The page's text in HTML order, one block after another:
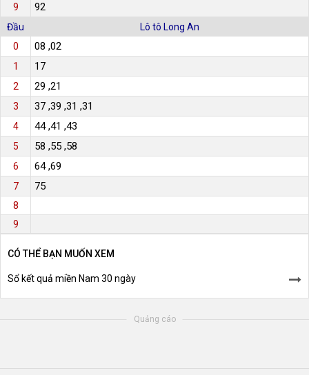
9 92
Đầu
Lô tô Long An
0
08 ,02
1 17
2 29 ,21
3 37 ,39 ,31 ,31
4 44 ,41 ,43
5 58 ,55 ,58
6 64 ,69
7 75
8
9
CÓ THỂ BẠN MUỐN XEM
Sổ kết quả miền Nam 30 ngày
Quảng cáo